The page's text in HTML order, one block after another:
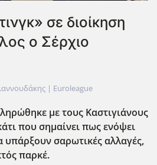
σε διοίκηση
ο Σέρχιο
| Euroleague
με τους Καστιγιάνους
που σημαίνει πως ενόψει
υπάρξουν σαρωτικές αλλαγές,
παρκέ.